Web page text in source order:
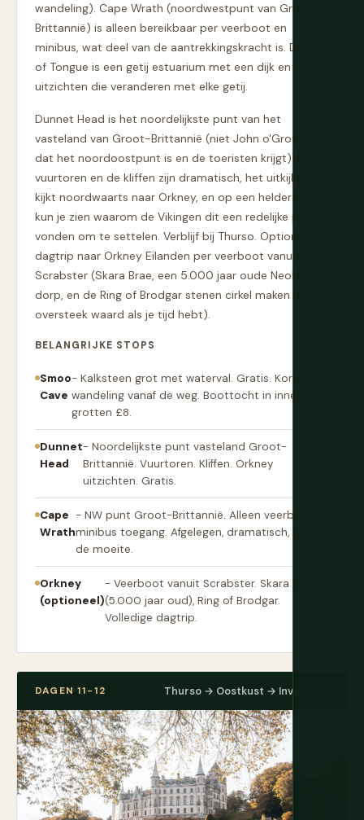
wandeling). Cape Wrath (noordwestpunt van Groot-
Brittannië) is alleen bereikbaar per veerboot en
minibus, wat deel van de aantrekkingskracht is. De Kyle
of Tongue is een getij estuarium met een dijk en
uitzichten die veranderen met elke getij.
Dunnet Head is het noordelijkste punt van het
vasteland van Groot-Brittannië (niet John o'Groats,
dat het noordoostpunt is en de toeristen krijgt). De
vuurtoren en de kliffen zijn dramatisch, het uitkijkpunt
kijkt noordwaarts naar Orkney, en op een heldere dag
kun je zien waarom de Vikingen dit een redelijke plek
vonden om te settelen. Verblijf bij Thurso. Optioneel:
dagtrip naar Orkney Eilanden per veerboot vanuit
Scrabster (Skara Brae, een 5.000 jaar oude Neolithic
dorp, en de Ring of Brodgar stenen cirkel maken het de
oversteek waard als je tijd hebt).
BELANGRIJKE STOPS
Smoo
Cave
- Kalksteen grot met waterval. Gratis. Korte
wandeling vanaf de weg. Boottocht in innerlijke
grotten £8.
Dunnet
Head
- Noordelijkste punt vasteland Groot-
Brittannië. Vuurtoren. Kliffen. Orkney
uitzichten. Gratis.
Cape
Wrath
- NW punt Groot-Brittannië. Alleen veerboot +
minibus toegang. Afgelegen, dramatisch, waard
de moeite.
Orkney
(optioneel)
- Veerboot vanuit Scrabster. Skara Brae
(5.000 jaar oud), Ring of Brodgar.
Volledige dagtrip.
DAGEN 11-12 Thurso → Oostkust → Inverness